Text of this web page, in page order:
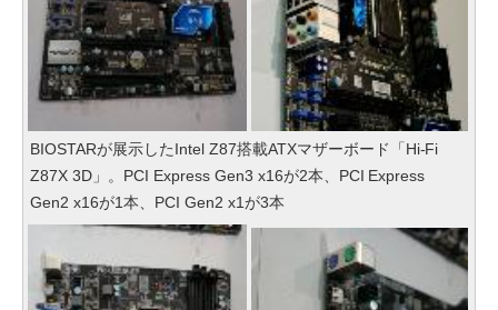
BIOSTARが展示したIntel Z87搭載ATXマザーボード「Hi-Fi
Z87X 3D」。PCI Express Gen3 x16が2本、PCI Express
Gen2 x16が1本、PCI Gen2 x1が3本